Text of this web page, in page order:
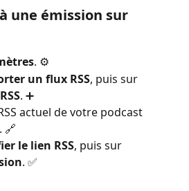
une émission sur
. ⚙
un flux RSS, puis sur
. ➕
actuel de votre podcast
🔗
le lien RSS, puis sur
. ✅